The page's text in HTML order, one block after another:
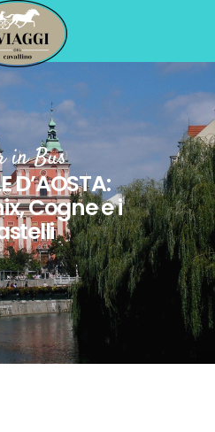
in Bus
D’AOSTA:
Cogne e i